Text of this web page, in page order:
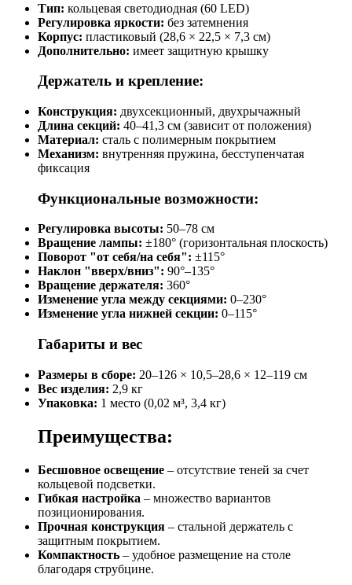
Тип: кольцевая светодиодная (60 LED)
Регулировка яркости: без затемнения
Корпус: пластиковый (28,6 × 22,5 × 7,3 см)
Дополнительно: имеет защитную крышку
Держатель и крепление:
Конструкция: двухсекционный, двухрычажный
Длина секций: 40–41,3 см (зависит от положения)
Материал: сталь с полимерным покрытием
Механизм: внутренняя пружина, бесступенчатая
фиксация
Функциональные возможности:
Регулировка высоты: 50–78 см
Вращение лампы: ±180° (горизонтальная плоскость)
Поворот "от себя/на себя": ±115°
Наклон "вверх/вниз": 90°–135°
Вращение держателя: 360°
Изменение угла между секциями: 0–230°
Изменение угла нижней секции: 0–115°
Габариты и вес
Размеры в сборе: 20–126 × 10,5–28,6 × 12–119 см
Вес изделия: 2,9 кг
Упаковка: 1 место (0,02 м³, 3,4 кг)
Преимущества:
Бесшовное освещение – отсутствие теней за счет
кольцевой подсветки.
Гибкая настройка – множество вариантов
позиционирования.
Прочная конструкция – стальной держатель с
защитным покрытием.
Компактность – удобное размещение на столе
благодаря струбцине.